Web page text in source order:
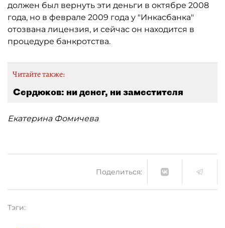
должен был вернуть эти деньги в октябре 2008
года, но в феврале 2009 года у "Инкасбанка"
отозвана лицензия, и сейчас он находится в
процедуре банкротства.
Читайте также:
Сердюков: ни денег, ни заместителя
Екатерина Фомичева
Поделиться:
Тэги: